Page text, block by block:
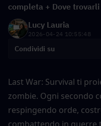
completa + Dove trovarli
Lucy Lauria
2026-04-24 10:55:48
Condividi su
Last War: Survival ti
zombie. Ogni secondo
respingendo orde,